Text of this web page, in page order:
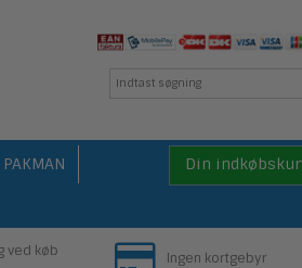
PAKMAN
Din
ved køb
Ingen kortgebyr